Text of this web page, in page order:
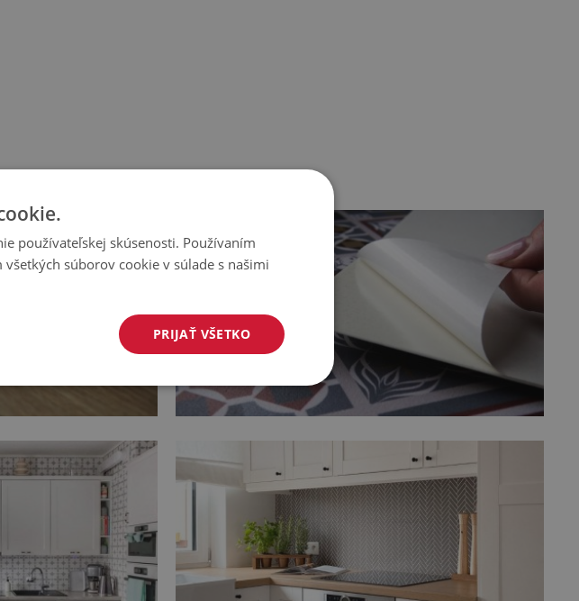
používateľskej skúsenosti. Používaním
súborov cookie v súlade s našimi
PRIJAŤ VŠETKO